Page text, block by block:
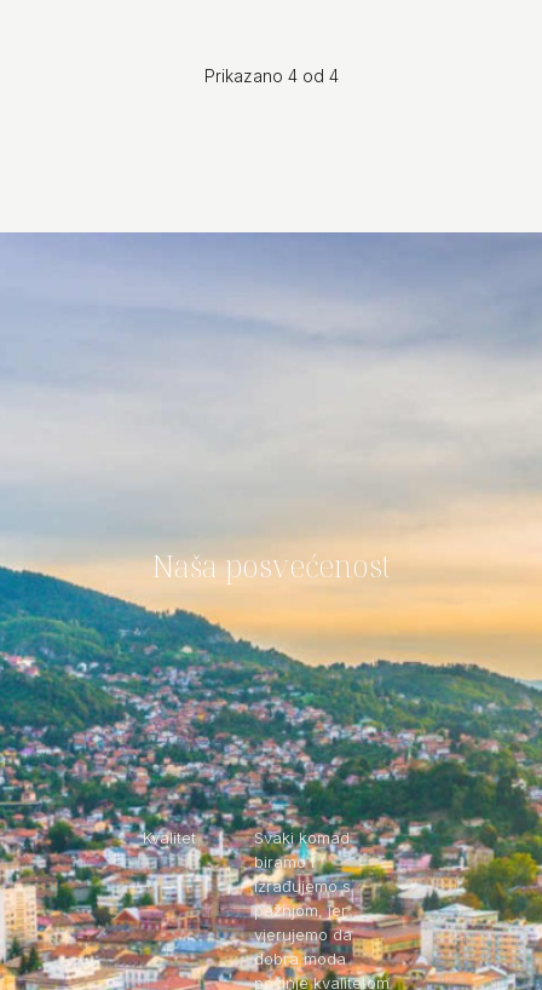
Prikazano 4 od 4
Naša posvećenost
Kvalitet
Svaki komad
biramo i
izrađujemo s
pažnjom, jer
vjerujemo da
dobra moda
počinje kvalitetom